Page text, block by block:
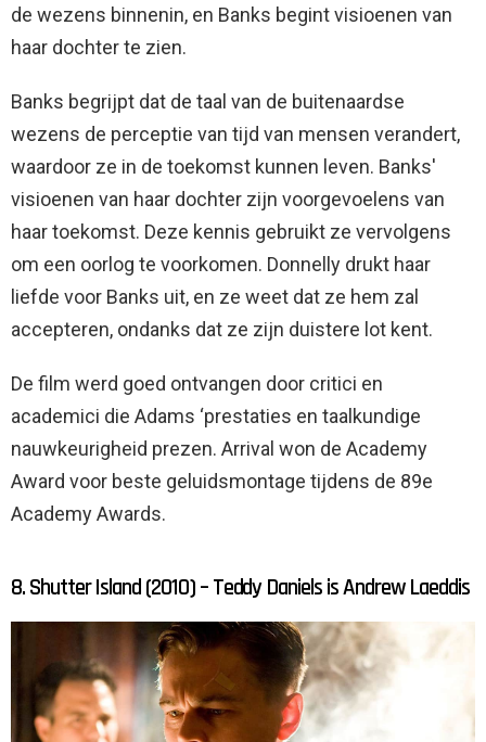
de wezens binnenin, en Banks begint visioenen van
haar dochter te zien.
Banks begrijpt dat de taal van de buitenaardse
wezens de perceptie van tijd van mensen verandert,
waardoor ze in de toekomst kunnen leven. Banks'
visioenen van haar dochter zijn voorgevoelens van
haar toekomst. Deze kennis gebruikt ze vervolgens
om een ​​oorlog te voorkomen. Donnelly drukt haar
liefde voor Banks uit, en ze weet dat ze hem zal
accepteren, ondanks dat ze zijn duistere lot kent.
De film werd goed ontvangen door critici en
academici die Adams ‘prestaties en taalkundige
nauwkeurigheid prezen. Arrival won de Academy
Award voor beste geluidsmontage tijdens de 89e
Academy Awards.
8. Shutter Island (2010) – Teddy Daniels is Andrew Laeddis